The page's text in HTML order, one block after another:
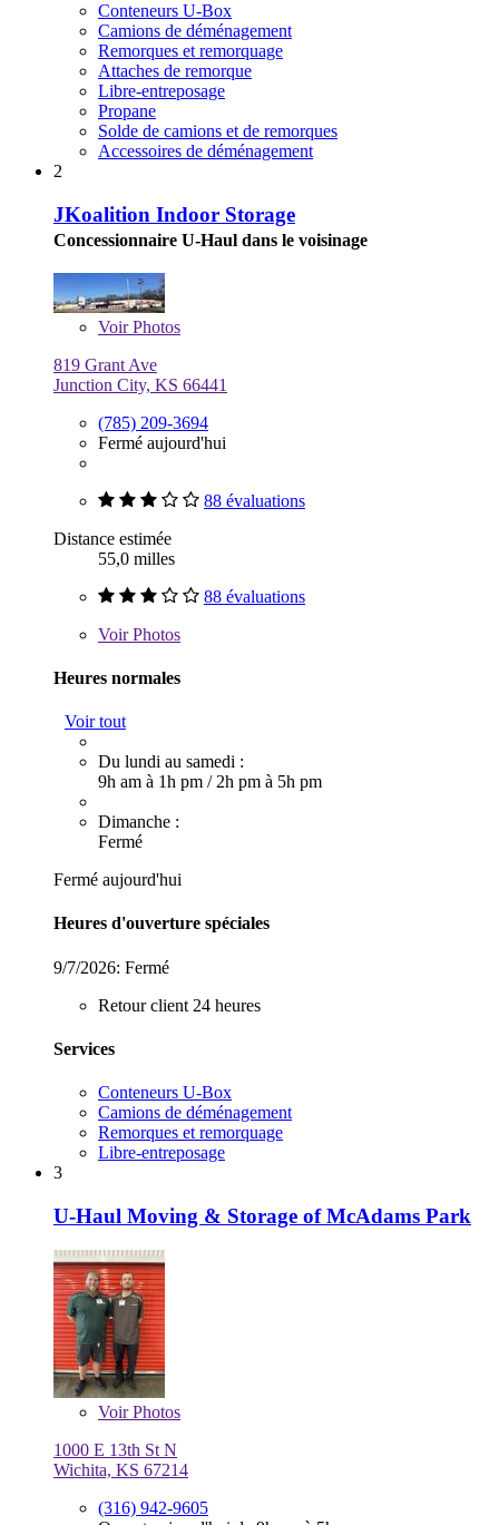
Conteneurs U-Box
Camions de déménagement
Remorques et remorquage
Attaches de remorque
Libre-entreposage
Propane
Solde de camions et de remorques
Accessoires de déménagement
2
JKoalition Indoor Storage
Concessionnaire U-Haul dans le voisinage
VoirPhotos
819 Grant Ave
Junction City, KS 66441
(785) 209-3694
Fermé aujourd'hui
88 évaluations
Distance estimée
55,0 milles
88 évaluations
VoirPhotos
Heures normales
Voir tout
Du lundi au samedi :
9h am à 1h pm / 2h pm à 5h pm
Dimanche :
Fermé
Fermé aujourd'hui
Heures d'ouverture spéciales
9/7/2026: Fermé
Retour client 24 heures
Services
Conteneurs U-Box
Camions de déménagement
Remorques et remorquage
Libre-entreposage
3
U-Haul Moving & Storage of McAdams Park
VoirPhotos
1000 E 13th St N
Wichita, KS 67214
(316) 942-9605